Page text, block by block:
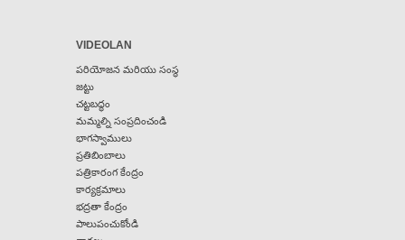
VIDEOLAN
పరియోజన మరియు సంస్థ
జట్టు
చట్టబద్ధం
మమ్మల్ని సంప్రదించండి
భాగస్వాములు
ప్రతిబింబాలు
పత్రికారంగ కేంద్రం
కార్యక్రమాలు
భద్రతా కేంద్రం
పాలుపంచుకోండి